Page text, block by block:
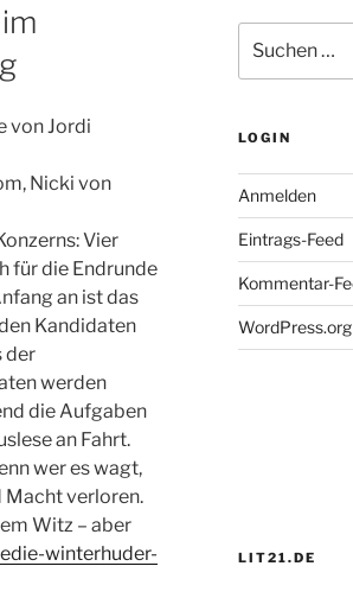
von Jordi
Nicki von
Vier
für die Endrunde
an ist das
Kandidaten
der
werden
die Aufgaben
an Fahrt.
wer es wagt,
Macht verloren.
Witz – aber
winterhuder-
nach:
LOGIN
Anmelden
Eintrags-Feed
Kommentar-
WordPress.org
LIT21.DE